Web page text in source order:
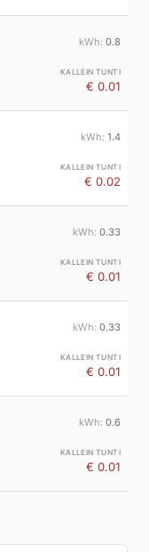
0.8
€ 0.01
1.4
€ 0.02
0.33
€ 0.01
0.33
€ 0.01
0.6
€ 0.01